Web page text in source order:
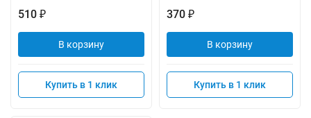
510 ₽
В корзину
Купить в 1 клик
370 ₽
В корзину
Купить в 1 клик